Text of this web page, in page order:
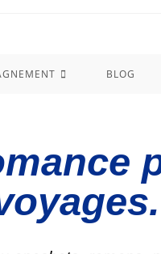
BLOG